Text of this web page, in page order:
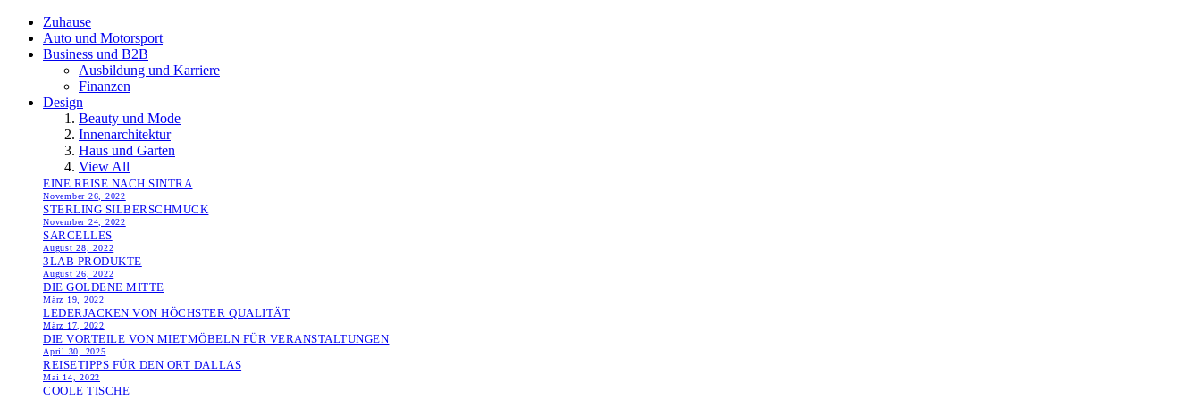
Zuhause
Auto und Motorsport
Business und B2B
Ausbildung und Karriere
Finanzen
Design
Beauty und Mode
Innenarchitektur
Haus und Garten
View All
EINE REISE NACH SINTRA
November 26, 2022
STERLING SILBERSCHMUCK
November 24, 2022
SARCELLES
August 28, 2022
3LAB PRODUKTE
August 26, 2022
DIE GOLDENE MITTE
März 19, 2022
LEDERJACKEN VON HÖCHSTER QUALITÄT
März 17, 2022
DIE VORTEILE VON MIETMÖBELN FÜR VERANSTALTUNGEN
April 30, 2025
REISETIPPS FÜR DEN ORT DALLAS
Mai 14, 2022
COOLE TISCHE